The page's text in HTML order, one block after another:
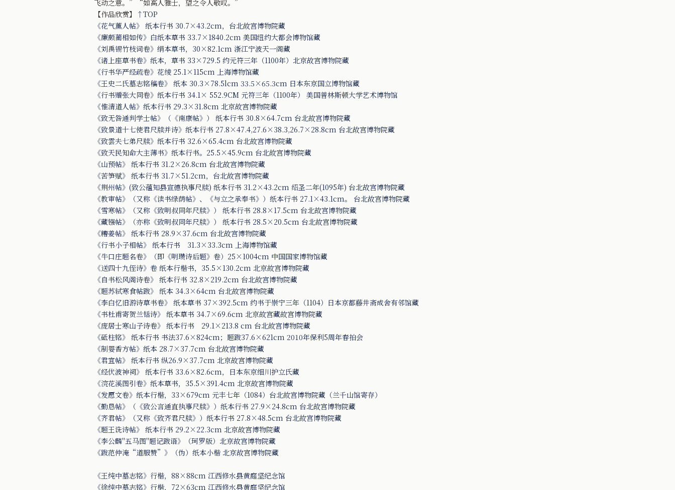
飞动之意。”“如高人雅士，望之令人敬叹。”
【作品欣赏】 ↑TOP
《花气薰人帖》 纸本行书 30.7×43.2cm，台北故宫博物院藏
《廉颇蔺相如传》白纸本草书 33.7×1840.2cm 美国纽约大都会博物馆藏
《刘禹锡竹枝词卷》绢本草书，30×82.1cm 浙江宁波天一阁藏
《诸上座草书卷》纸本，草书 33×729.5 约元符三年（1100年）北京故宫博物院藏
《行书华严经疏卷》花绫 25.1×115cm 上海博物馆藏
《王史二氏墓志铭稿卷》 纸本 30.3×78.5lcm 33.5×65.3cm 日本东京国立博物馆藏
《行书赠张大同卷》纸本行书 34.1× 552.9CM 元符三年（1100年） 美国普林斯顿大学艺术博物馆
《惟清道人帖》纸本行书 29.3×31.8cm 北京故宫博物院藏
《致无咎通判学士帖》（《南康帖》） 纸本行书 30.8×64.7cm 台北故宫博物院藏
《致景道十七使君尺牍并诗》纸本行书 27.8×47.4,27.6×38.3,26.7×28.8cm 台北故宫博物院藏
《致雲夫七弟尺牍》纸本行书 32.6×65.4cm 台北故宫博物院藏
《致天民知命大主薄书》纸本行书。25.5×45.9cm 台北故宫博物院藏
《山预帖》 纸本行书 31.2×26.8cm 台北故宫博物院藏
《苦笋赋》 纸本行书 31.7×51.2cm，台北故宫博物院藏
《荆州帖》(致公蕴知县宣德执事尺牍) 纸本行书 31.2×43.2cm 绍圣二年(1095年) 台北故宫博物院藏
《教审帖》（又称《读书绿荫帖》、《与立之承奉书》）纸本行书 27.1×43.1cm。 台北故宫博物院藏
《雪寒帖》（又称《致明叔同年尺牍》） 纸本行书 28.8×17.5cm 台北故宫博物院藏
《藏镪帖》（亦称《致明叔同年尺牍》） 纸本行书 28.5×20.5cm 台北故宫博物院藏
《糟姜帖》 纸本行书 28.9×37.6cm 台北故宫博物院藏
《行书小子相帖》 纸本行书 31.3×33.3cm 上海博物馆藏
《牛口庄题名卷》（即《明瓒诗后题》卷）25×1004cm 中国国家博物馆藏
《送四十九侄诗》卷 纸本行楷书，35.5×130.2cm 北京故宫博物院藏
《自书松风阁诗卷》 纸本行书 32.8×219.2cm 台北故宫博物院藏
《题苏轼寒食帖跋》 纸本 34.3×64cm 台北故宫博物院藏
《李白忆旧游诗草书卷》 纸本草书 37×392.5cm 约书于崇宁三年（1104）日本京都藤井斋成舍有邻馆藏
《书杜甫寄贺兰铦诗》 纸本草书 34.7×69.6cm 北京故宫藏故宫博物院藏
《庞居士寒山子诗卷》 纸本行书 29.1×213.8 cm 台北故宫博物院藏
《砥柱铭》 纸本行书 书法37.6×824cm；题跋37.6×621cm 2010年保利5周年春拍会
《制婴香方帖》纸本 28.7×37.7cm 台北故宫博物院藏
《君宜帖》 纸本行书 纵26.9×37.7cm 北京故宫博物院藏
《经伏波神祠》 纸本行书 33.6×82.6cm，日本东京细川护立氏藏
《浣花溪图引卷》纸本草书，35.5×391.4cm 北京故宫博物院藏
《发愿文卷》纸本行楷，33×679cm 元丰七年（1084）台北故宫博物院藏（兰千山馆寄存）
《勤恳帖》（《致公言通直执事尺牍》）纸本行书 27.9×24.8cm 台北故宫博物院藏
《齐君帖》（又称《致齐君尺牍》）纸本行书 27.8×48.5cm 台北故宫博物院藏
《题王诜诗帖》 纸本行书 29.2×22.3cm 北京故宫博物院藏
《李公麟"五马图"题记跋语》（珂罗版）北京故宫博物院藏
《跋范仲淹“道服赞”》（伪）纸本小楷 北京故宫博物院藏
《王纯中墓志铭》行楷，88×88cm 江西修水县黄庭坚纪念馆
《徐纯中墓志铭》行楷，72×63cm 江西修水县黄庭坚纪念馆